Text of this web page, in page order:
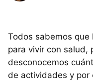
Todos sabemos que
para vivir con salud,
desconocemos
de actividades y por